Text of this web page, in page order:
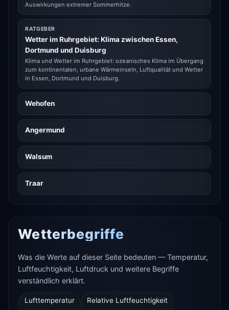
Auswirkungen extremer Sommerhitze.
RATGEBER
Wetter im Ruhrgebiet: Klima zwischen Essen,
Dortmund und Duisburg
Klima und Wetter im Ruhrgebiet: ozeanisches Klima im Übergang
zum kontinentalen, urbane Wärmeinseln, Luftqualität und Wetter
in Essen, Dortmund und Duisburg.
Wehofen
Angermund
Walsum
Traar
Wetterbegriffe
Was die Werte auf dieser Seite bedeuten — Temperatur,
Luftfeuchtigkeit, Luftdruck und weitere Begriffe
verständlich erklärt.
Lufttemperatur Relative Luftfeuchtigkeit